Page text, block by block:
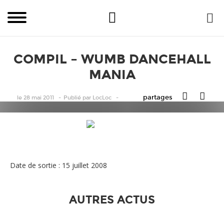
COMPIL – WUMB DANCEHALL
MANIA
le 28 mai 2011 Publiépar LocLoc partages
Date de sortie : 15 juillet 2008
AUTRES ACTUS